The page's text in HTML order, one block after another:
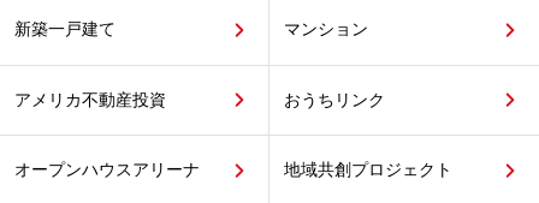
新築一戸建て マンション
アメリカ不動産投資 おうちリンク
オープンハウスアリーナ 地域共創プロジェクト